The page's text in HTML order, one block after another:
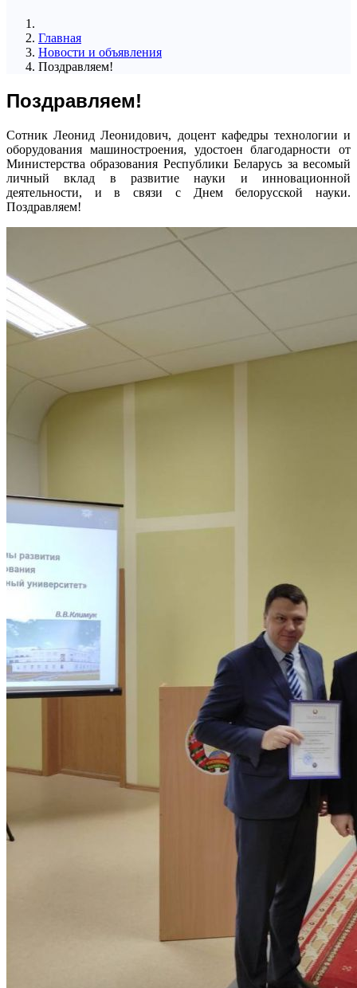
Главная
Новости и объявления
Поздравляем!
Поздравляем!
Сотник Леонид Леонидович, доцент кафедры технологии и
оборудования машиностроения, удостоен благодарности от
Министерства образования Республики Беларусь за весомый
личный вклад в развитие науки и инновационной
деятельности, и в связи с Днем белорусской науки.
Поздравляем!